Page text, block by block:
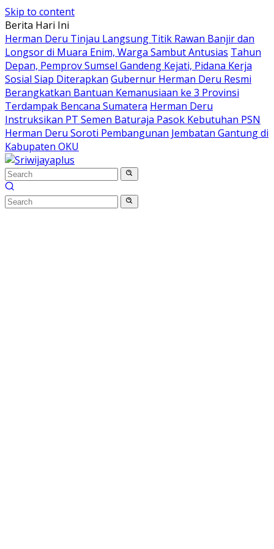
Skip to content
Berita Hari Ini
Herman Deru Tinjau Langsung Titik Rawan Banjir dan
Longsor di Muara Enim, Warga Sambut Antusias Tahun
Depan, Pemprov Sumsel Gandeng Kejati, Pidana Kerja
Sosial Siap Diterapkan Gubernur Herman Deru Resmi
Berangkatkan Bantuan Kemanusiaan ke 3 Provinsi
Terdampak Bencana Sumatera Herman Deru
Instruksikan PT Semen Baturaja Pasok Kebutuhan PSN
Herman Deru Soroti Pembangunan Jembatan Gantung di
Kabupaten OKU